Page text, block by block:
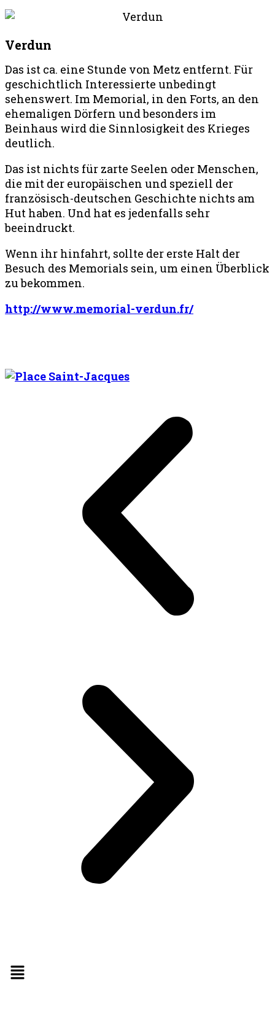
Verdun
Das ist ca. eine Stunde von Metz entfernt. Für
geschichtlich Interessierte unbedingt
sehenswert. Im Memorial, in den Forts, an den
ehemaligen Dörfern und besonders im
Beinhaus wird die Sinnlosigkeit des Krieges
deutlich.
Das ist nichts für zarte Seelen oder Menschen,
die mit der europäischen und speziell der
französisch-deutschen Geschichte nichts am
Hut haben. Und hat es jedenfalls sehr
beeindruckt.
Wenn ihr hinfahrt, sollte der erste Halt der
Besuch des Memorials sein, um einen Überblick
zu bekommen.
http://www.memorial-verdun.fr/